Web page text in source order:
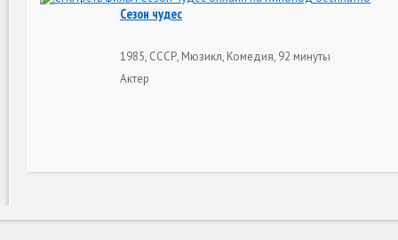
Сезон чудес
1985, СССР, Мюзикл, Комедия, 92 минуты
Актер